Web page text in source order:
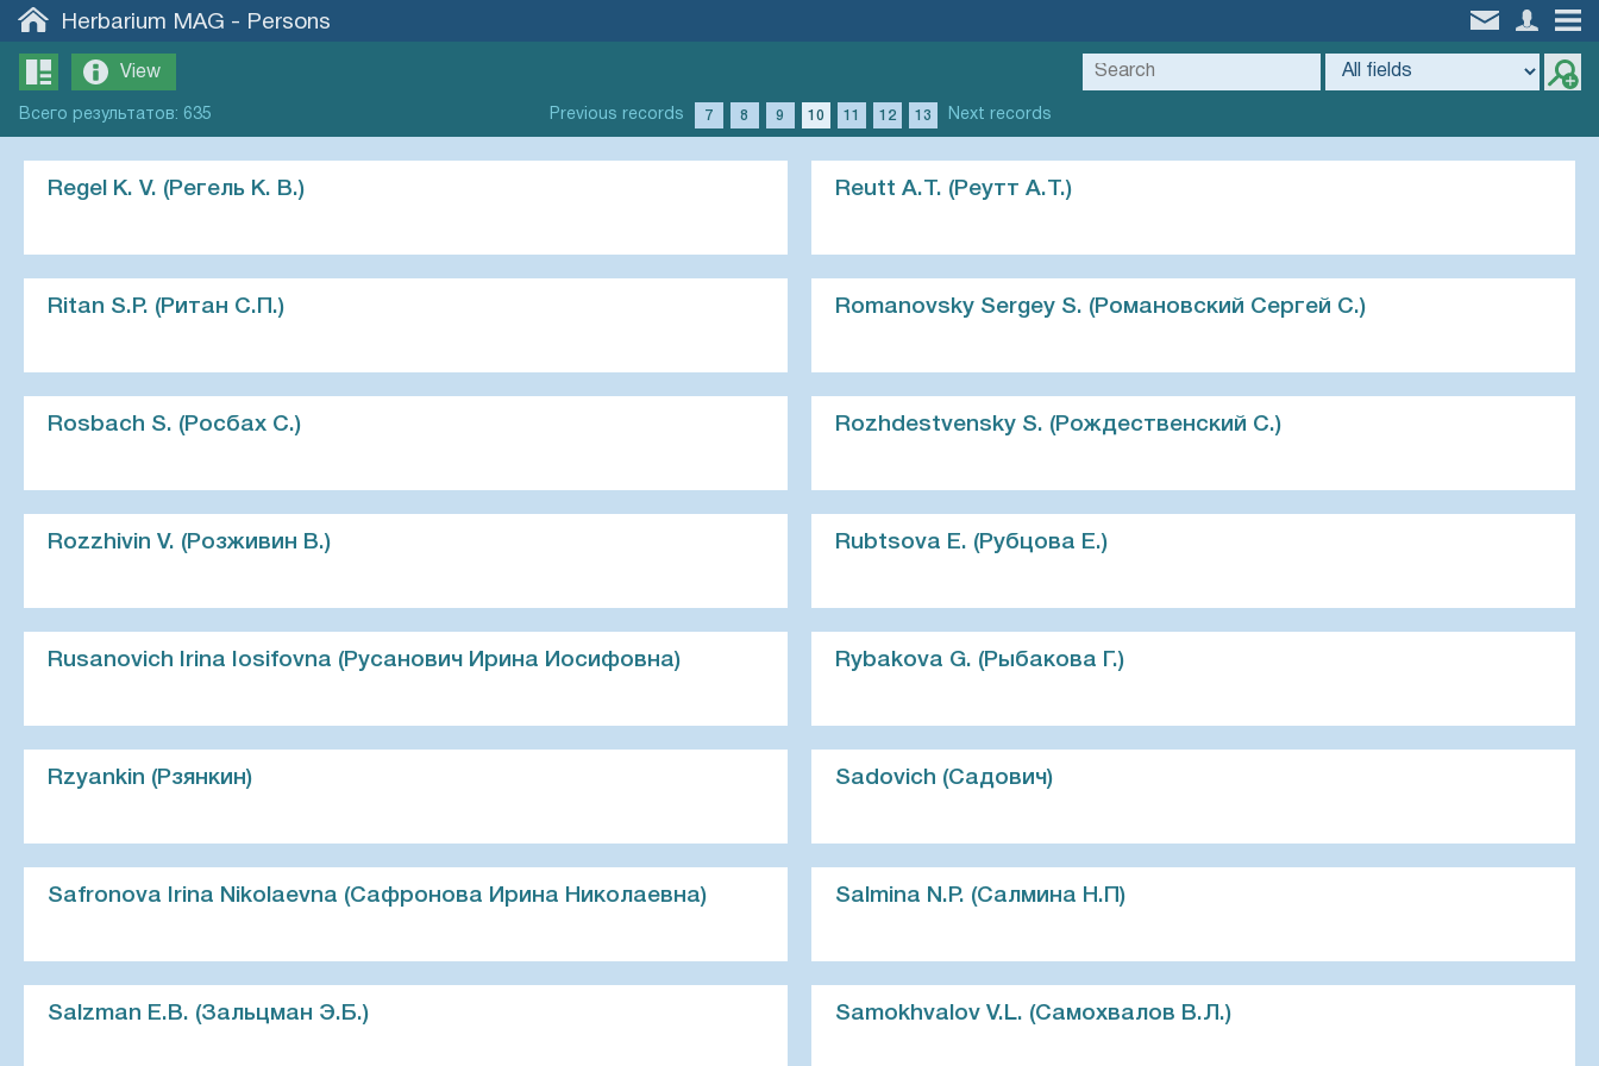
Herbarium MAG - Persons
View
Всего результатов: 635 Previous records 7 8 9 10 11 12 13 Next records
Regel K. V. (Регель К. В.) Reutt A.T. (Реутт А.Т.)
Ritan S.P. (Ритан С.П.) Romanovsky Sergey S. (Романовский Сергей С.)
Rosbach S. (Росбах С.) Rozhdestvensky S. (Рождественский С.)
Rozzhivin V. (Розживин В.) Rubtsova E. (Рубцова Е.)
Rusanovich Irina Iosifovna (Русанович Ирина Иосифовна) Rybakova G. (Рыбакова Г.)
Rzyankin (Рзянкин) Sadovich (Садович)
Safronova Irina Nikolaevna (Сафронова Ирина Николаевна) Salmina N.P. (Салмина Н.П)
Salzman E.B. (Зальцман Э.Б.) Samokhvalov V.L. (Самохвалов В.Л.)